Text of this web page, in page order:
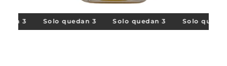
3 Solo quedan 3 Solo quedan 3 Solo